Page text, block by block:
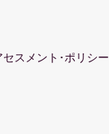
スメント･ポリシー